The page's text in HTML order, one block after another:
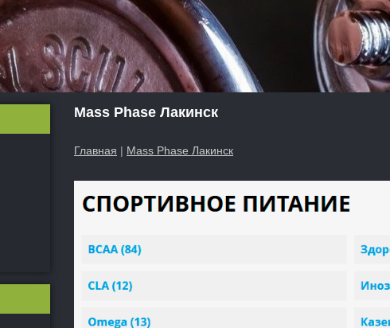
Mass Phase Лакинск
Главная | Mass Phase Лакинск